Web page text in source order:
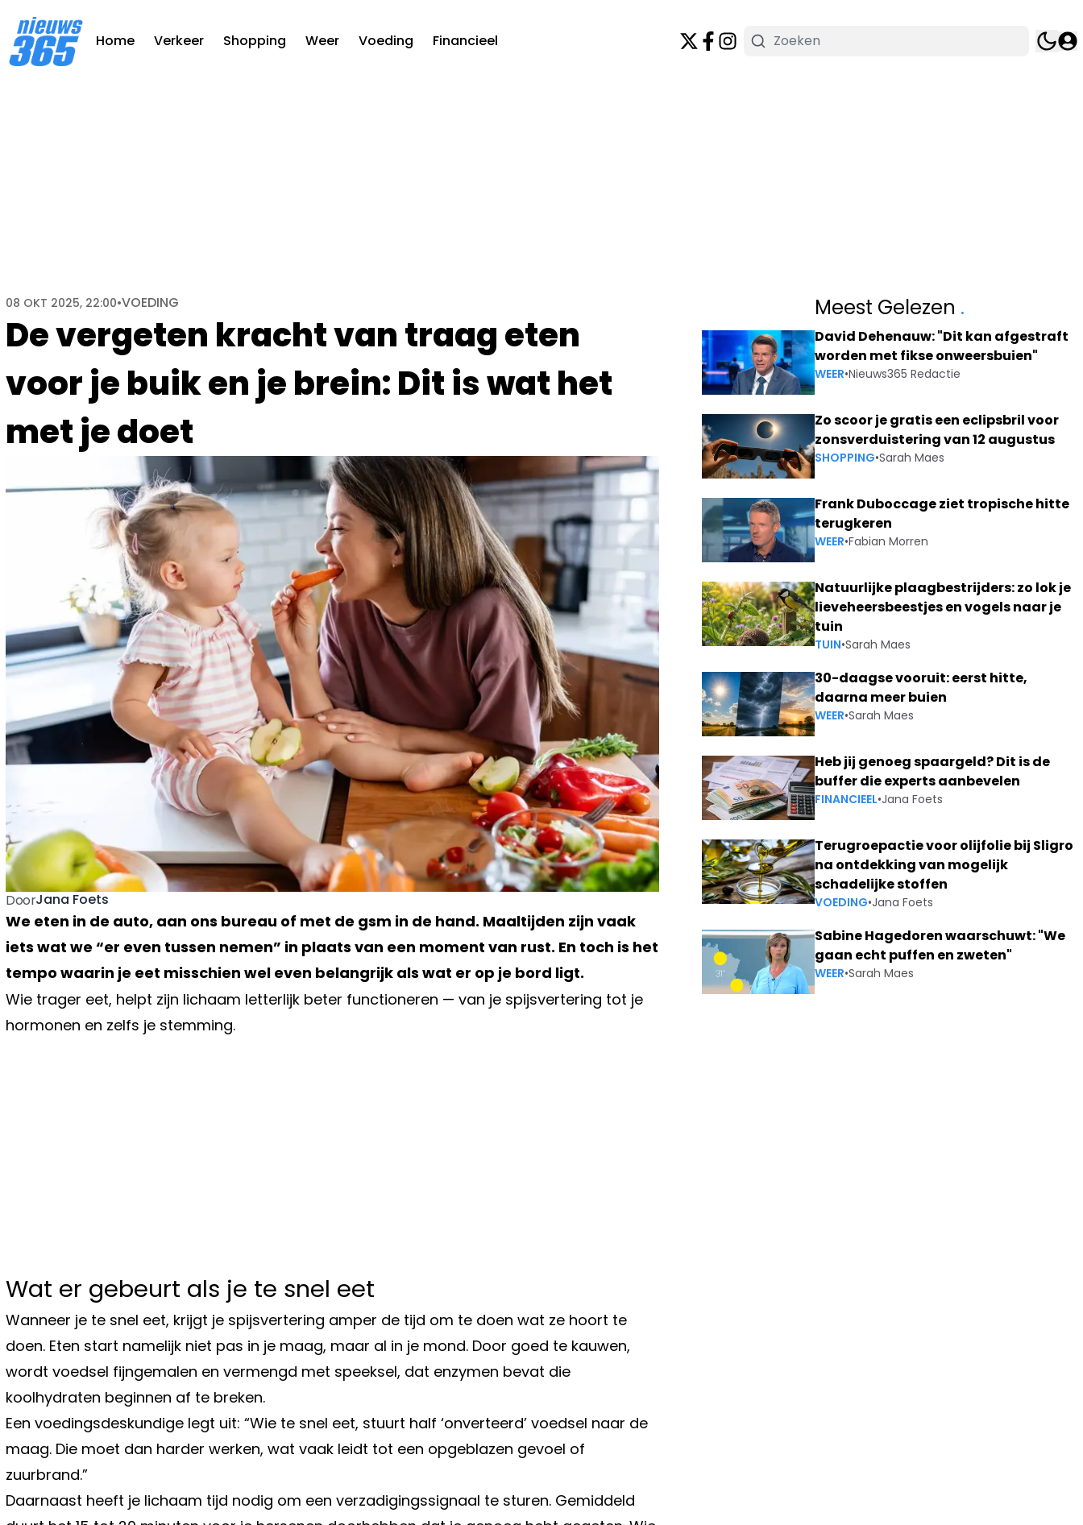
Home Verkeer Shopping Weer Voeding Financieel
De vergeten kracht van traag eten
voor je buik en je brein: Dit is wat het
met je doet
08 OKT 2025, 22:00•VOEDING
DoorJana Foets
We eten in de auto, aan ons bureau of met de gsm in de hand. Maaltijden zijn vaak
iets wat we “er even tussen nemen” in plaats van een moment van rust. En toch is het
tempo waarin je eet misschien wel even belangrijk als wat er op je bord ligt.
Wie trager eet, helpt zijn lichaam letterlijk beter functioneren — van je spijsvertering tot je
hormonen en zelfs je stemming.
Wat er gebeurt als je te snel eet
Wanneer je te snel eet, krijgt je spijsvertering amper de tijd om te doen wat ze hoort te
doen. Eten start namelijk niet pas in je maag, maar al in je mond. Door goed te kauwen,
wordt voedsel fijngemalen en vermengd met speeksel, dat enzymen bevat die
koolhydraten beginnen af te breken.
Een voedingsdeskundige legt uit: “Wie te snel eet, stuurt half ‘onverteerd’ voedsel naar de
maag. Die moet dan harder werken, wat vaak leidt tot een opgeblazen gevoel of
zuurbrand.”
Daarnaast heeft je lichaam tijd nodig om een verzadigingssignaal te sturen. Gemiddeld
Meest Gelezen .
David Dehenauw: "Dit kan afgestraft
worden met fikse onweersbuien"
WEER•Nieuws365 Redactie
Zo scoor je gratis een eclipsbril voor
zonsverduistering van 12 augustus
SHOPPING•Sarah Maes
Frank Duboccage ziet tropische hitte
terugkeren
WEER•Fabian Morren
Natuurlijke plaagbestrijders: zo lok je
lieveheersbeestjes en vogels naar je
tuin
TUIN•Sarah Maes
30-daagse vooruit: eerst hitte,
daarna meer buien
WEER•Sarah Maes
Heb jij genoeg spaargeld? Dit is de
buffer die experts aanbevelen
FINANCIEEL•Jana Foets
Terugroepactie voor olijfolie bij Sligro
na ontdekking van mogelijk
schadelijke stoffen
VOEDING•Jana Foets
Sabine Hagedoren waarschuwt: "We
gaan echt puffen en zweten"
WEER•Sarah Maes